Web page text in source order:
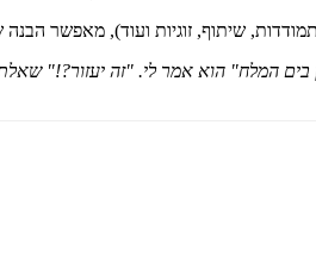
שיתוף, זוגיות ועוד), מאפשר
המלח" הוא אמר לי. "זה יעזור?!"